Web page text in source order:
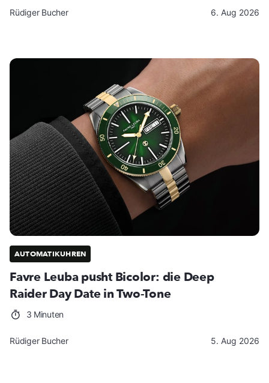
Rüdiger Bucher 6. Aug 2026
AUTOMATIKUHREN
Favre Leuba pusht Bicolor: die Deep
Raider Day Date in Two-Tone
3 Minuten
Rüdiger Bucher 5. Aug 2026